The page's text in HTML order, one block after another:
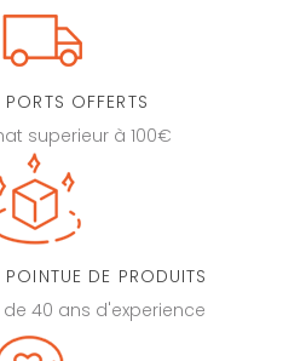
OFFERTS
superieur à 100€
DE PRODUITS
40 ans d'experience